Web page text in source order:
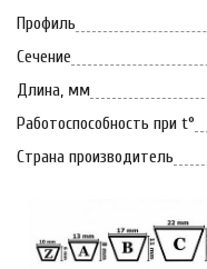
Профиль
Сечение
Длина, мм
Работоспособность при t°
Страна производитель